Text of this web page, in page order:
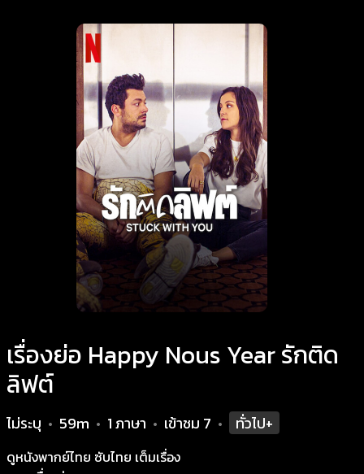
เรื่องย่อ Happy Nous Year รักติด
ลิฟต์
ไม่ระบุ • 59m • 1 ภาษา • เข้าชม 7 • ทั่วไป+
ดูหนังพากย์ไทย ซับไทย เต็มเรื่อง